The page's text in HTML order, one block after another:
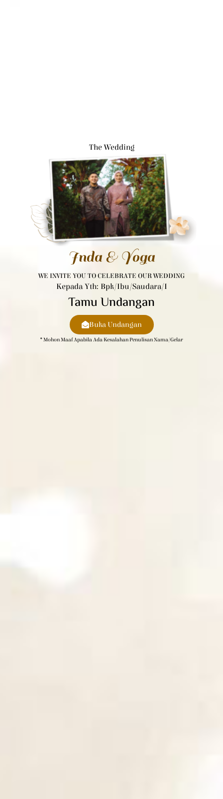
The Wedding
Inda & Yoga
WE INVITE YOU TO CELEBRATE OUR WEDDING
Kepada Yth: Bpk/Ibu/Saudara/i
Tamu Undangan
Buka Undangan
* Mohon Maaf Apabila Ada Kesalahan Penulisan Nama/gelar